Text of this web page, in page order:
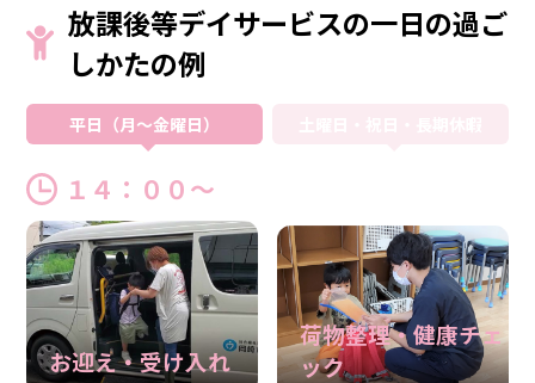
放課後等デイサービスの一日の過ご
しかたの例
平日（月～金曜日）
１４：００～
お迎え・受け入れ
荷物整理・健康チェ
ック